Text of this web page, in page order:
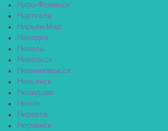
Наро-Фоминск
Нарткала
Нарьян-Мар
Находка
Невель
Невельск
Невинномысск
Невьянск
Нелидово
Неман
Нерехта
Нерчинск